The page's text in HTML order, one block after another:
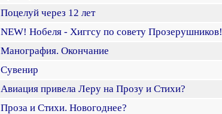
Поцелуй через 12 лет
NEW! Нобеля - Хиггсу по совету Прозерушников!
Манография. Окончание
Сувенир
Авиация привела Леру на Прозу и Стихи?
Проза и Стихи. Новогоднее?